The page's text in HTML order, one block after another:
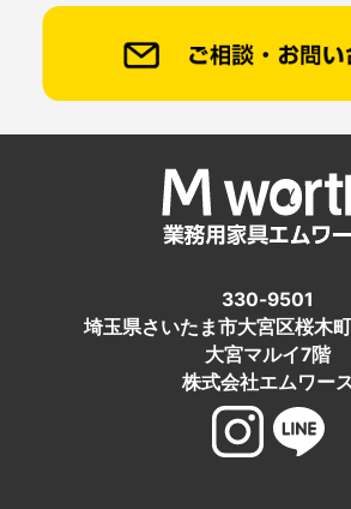
330-9501
埼玉県さいたま市大宮区桜木
大宮マルイ7階
株式会社エムワー